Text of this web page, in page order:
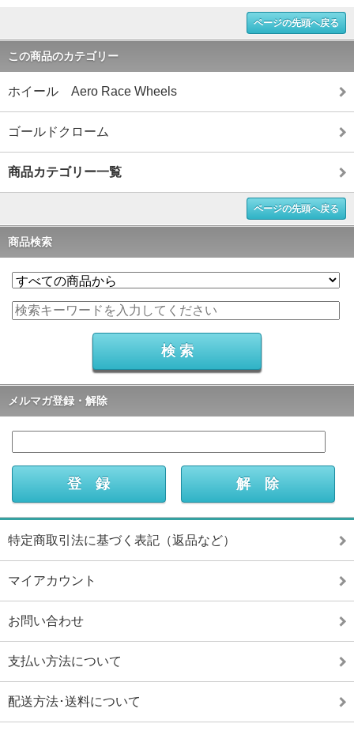
ページの先頭へ戻る
この商品のカテゴリー
ホイール Aero Race Wheels
ゴールドクローム
商品カテゴリー一覧
ページの先頭へ戻る
商品検索
メルマガ登録・解除
特定商取引法に基づく表記（返品など）
マイアカウント
お問い合わせ
支払い方法について
配送方法･送料について